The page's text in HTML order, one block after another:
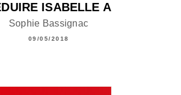
ISABELLE A
Sophie Bassignac
09/05/2018